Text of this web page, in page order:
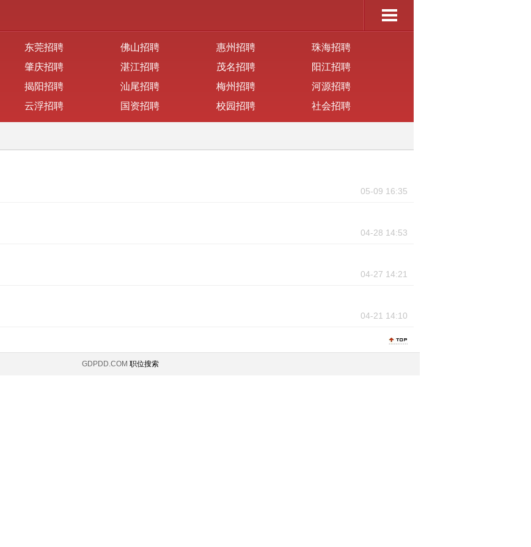
东莞招聘 佛山招聘 惠州招聘
珠海招聘
肇庆招聘 湛江招聘 茂名招聘
阳江招聘
揭阳招聘 汕尾招聘 梅州招聘
河源招聘
云浮招聘 国资招聘 校园招聘 社会招聘
05-09 16:35
04-28 14:53
04-27 14:21
04-21 14:10
GDPDD.COM 职位搜索